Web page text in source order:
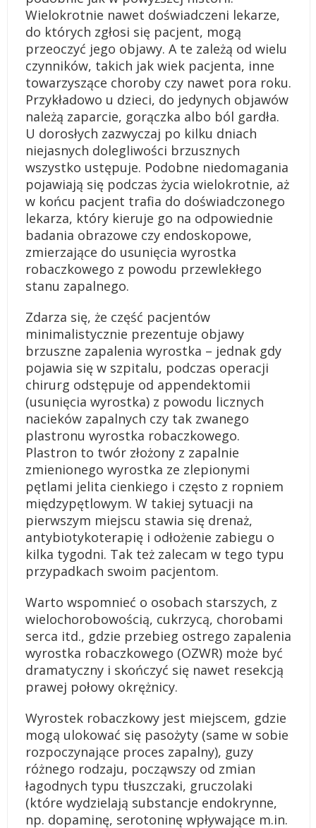
Wielokrotnie nawet doświadczeni lekarze,
do których zgłosi się pacjent, mogą
przeoczyć jego objawy. A te zależą od wielu
czynników, takich jak wiek pacjenta, inne
towarzyszące choroby czy nawet pora roku.
Przykładowo u dzieci, do jedynych objawów
należą zaparcie, gorączka albo ból gardła.
U dorosłych zazwyczaj po kilku dniach
niejasnych dolegliwości brzusznych
wszystko ustępuje. Podobne niedomagania
pojawiają się podczas życia wielokrotnie, aż
w końcu pacjent trafia do doświadczonego
lekarza, który kieruje go na odpowiednie
badania obrazowe czy endoskopowe,
zmierzające do usunięcia wyrostka
robaczkowego z powodu przewlekłego
stanu zapalnego.
Zdarza się, że część pacjentów
minimalistycznie prezentuje objawy
brzuszne zapalenia wyrostka – jednak gdy
pojawia się w szpitalu, podczas operacji
chirurg odstępuje od appendektomii
(usunięcia wyrostka) z powodu licznych
nacieków zapalnych czy tak zwanego
plastronu wyrostka robaczkowego.
Plastron to twór złożony z zapalnie
zmienionego wyrostka ze zlepionymi
pętlami jelita cienkiego i często z ropniem
międzypętlowym. W takiej sytuacji na
pierwszym miejscu stawia się drenaż,
antybiotykoterapię i odłożenie zabiegu o
kilka tygodni. Tak też zalecam w tego typu
przypadkach swoim pacjentom.
Warto wspomnieć o osobach starszych, z
wielochorobowością, cukrzycą, chorobami
serca itd., gdzie przebieg ostrego zapalenia
wyrostka robaczkowego (OZWR) może być
dramatyczny i skończyć się nawet resekcją
prawej połowy okrężnicy.
Wyrostek robaczkowy jest miejscem, gdzie
mogą ulokować się pasożyty (same w sobie
rozpoczynające proces zapalny), guzy
różnego rodzaju, począwszy od zmian
łagodnych typu tłuszczaki, gruczolaki
(które wydzielają substancje endokrynne,
np. dopaminę, serotoninę wpływające m.in.